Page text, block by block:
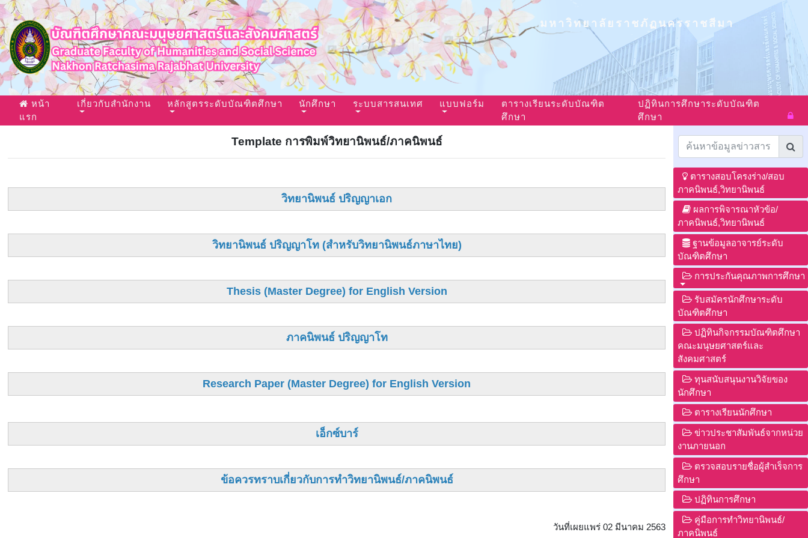
มหาวิทยาลัยราชภัฏนครราชสีมา
หน้า
แรก
เกี่ยวกับสำนักงาน หลักสูตรระดับบัณฑิตศึกษา นักศึกษา ระบบสารสนเทศ แบบฟอร์ม
ตารางเรียนระดับบัณฑิต
ศึกษา
ปฏิทินการศึกษาระดับบัณฑิต
ศึกษา
Template การพิมพ์วิทยานิพนธ์/ภาคนิพนธ์
วิทยานิพนธ์ ปริญญาเอก
วิทยานิพนธ์ ปริญญาโท (สำหรับวิทยานิพนธ์ภาษาไทย)
Thesis (Master Degree) for English Version
ภาคนิพนธ์ ปริญญาโท
Research Paper (Master Degree) for English Version
เอ็กซ์บาร์
ข้อควรทราบเกี่ยวกับการทำวิทยานิพนธ์/ภาคนิพนธ์
วันที่เผยแพร่ 02 มีนาคม 2563
ตารางสอบโครงร่าง/สอบ
ภาคนิพนธ์,วิทยานิพนธ์
ผลการพิจารณาหัวข้อ/
ภาคนิพนธ์,วิทยานิพนธ์
ฐานข้อมูลอาจารย์ระดับ
บัณฑิตศึกษา
การประกันคุณภาพการศึกษา
รับสมัครนักศึกษาระดับ
บัณฑิตศึกษา
ปฏิทินกิจกรรมบัณฑิตศึกษา
คณะมนุษยศาสตร์และ
สังคมศาสตร์
ทุนสนับสนุนงานวิจัยของ
นักศึกษา
ตารางเรียนนักศึกษา
ข่าวประชาสัมพันธ์จากหน่วย
งานภายนอก
ตรวจสอบรายชื่อผู้สำเร็จการ
ศึกษา
ปฏิทินการศึกษา
คู่มือการทำวิทยานิพนธ์/
ภาคนิพนธ์